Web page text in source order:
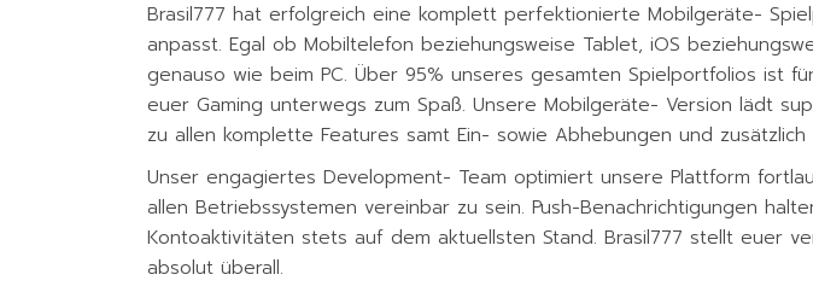
Brasil777 hat erfolgreich eine komplett perfektionierte Mobilgeräte-
anpasst. Egal ob Mobiltelefon beziehungsweise Tablet, iOS
genauso wie beim PC. Über 95% unseres gesamten Spielportfolios ist
euer Gaming unterwegs zum Spaß. Unsere Mobilgeräte- Version lädt
zu allen komplette Features samt Ein- sowie Abhebungen und zusätzlich
Unser engagiertes Development- Team optimiert unsere Plattform
allen Betriebssystemen vereinbar zu sein. Push-Benachrichtigungen
Kontoaktivitäten stets auf dem aktuellsten Stand. Brasil777 stellt euer
absolut überall.